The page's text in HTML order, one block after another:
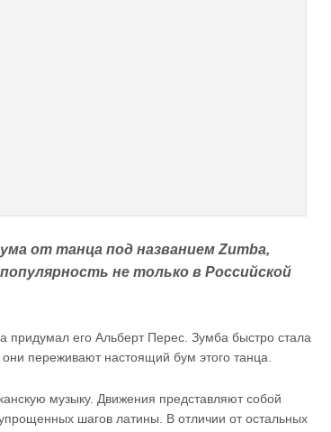
от танца под названием Zumba,
не только в Российской
придумал его Альберт Перес. Зумба быстро стала
переживают настоящий бум этого танца.
музыку. Движения представляют собой
шагов латины. В отличии от остальных